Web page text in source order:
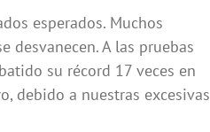
esperados. Muchos
desvanecen. A las pruebas
su récord 17 veces en
debido a nuestras excesivas